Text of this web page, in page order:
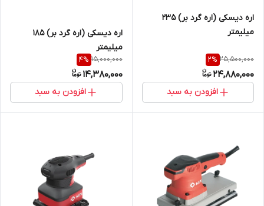
اره دیسکی (اره گرد بر) 235
میلیمتر
25,500,000
2%
24,880,000
افزودن به سبد
اره دیسکی (اره گرد بر) 185
میلیمتر
15,000,000
4%
14,380,000
افزودن به سبد